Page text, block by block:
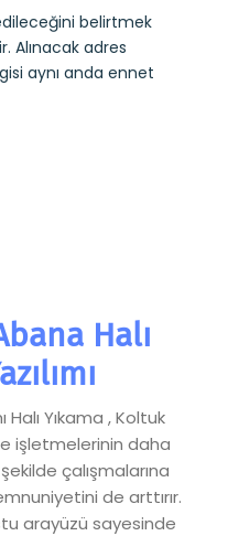
belirtmek
Alınacak adres
aynı anda ennet
Halı
Halı Yıkama , Koltuk
işletmelerinin daha
çalışmalarına
de arttırır.
arayüzü sayesinde